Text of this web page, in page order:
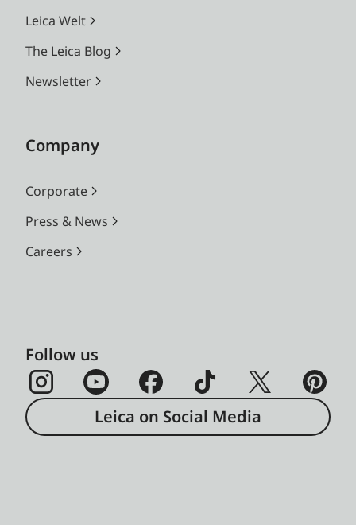
Leica Welt
The Leica Blog
Newsletter
Company
Corporate
Press & News
Careers
Follow us
Leica on Social Media